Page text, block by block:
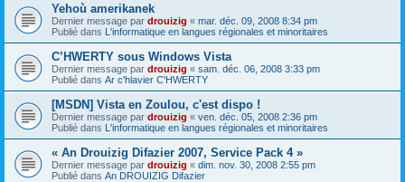
Yehoù amerikanek
Dernier message par drouizig « mar. déc. 09, 2008 8:34 pm
Publié dans L'informatique en langues régionales et minoritaires
C’HWERTY sous Windows Vista
Dernier message par drouizig « sam. déc. 06, 2008 3:33 pm
Publié dans Ar c'hlavier C'HWERTY
[MSDN] Vista en Zoulou, c'est dispo !
Dernier message par drouizig « ven. déc. 05, 2008 2:36 pm
Publié dans L'informatique en langues régionales et minoritaires
« An Drouizig Difazier 2007, Service Pack 4 »
Dernier message par drouizig « dim. nov. 30, 2008 2:55 pm
Publié dans An DROUIZIG Difazier